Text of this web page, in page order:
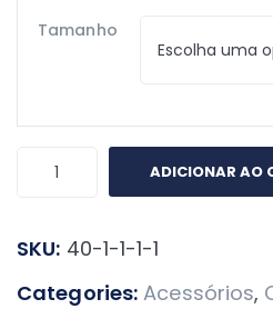
Tamanho
Colete
quantidade
ADICIONAR AO
SKU: 40-1-1-1-1
Categories: Acessórios,